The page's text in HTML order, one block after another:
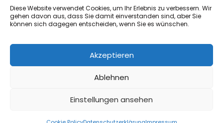
Diese Website verwendet Cookies, um Ihr Erlebnis zu verbessern. Wir
gehen davon aus, dass Sie damit einverstanden sind, aber Sie
können sich dagegen entscheiden, wenn Sie es wünschen.
Akzeptieren
Ablehnen
Einstellungen ansehen
ByTobias Berger | 10Jun, 23
© 2023 - DAS IMMO PORTAL AGB DATENSCHUTZ